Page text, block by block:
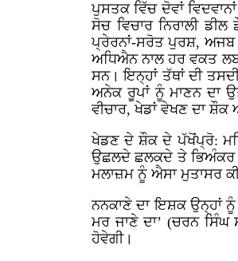
ਪੁਸਤਕ ਵਿੱਚ ਦੋਵਾਂ
ਸੋਚ ਵਿਚਾਰ ਨਿਰਾਲੀ
ਪ੍ਰੇਰਨਾਂ-ਸਰੋਤ ਪੁਰਸ਼, ਅਜਬ
ਅਧਿਐਨ ਨਾਲ ਹਰ ਵਕਤ
ਸਨ। ਇਨ੍ਹਾਂ ਤੱਥਾਂ ਦੀ
ਅਨੇਕ ਰੂਪਾਂ ਨੂੰ ਮਾਣਨ ਦਾ
ਵੀਚਾਰ, ਖੇਡਾਂ ਵੇਖਣ ਦਾ ਸ਼ੌਕ
ਖੇਡਣ ਦੇ ਸ਼ੌਕ ਦੇ ਪੱਖੋਂਪ੍ਰੋ:
ਉਛਲਦੇ ਛਲਕਦੇ ਤੇ ਭਿਅੰਕਰ
ਮਲਾਜ਼ਮ ਨੂੰ ਐਸਾ ਮੁਤਾਸਰ
ਨਨਕਾਣੇ ਦਾ ਇਸ਼ਕ ਉਨ੍ਹਾਂ
ਮਰ ਜਾਣੇ ਦਾ’ (ਚਰਨ ਸਿੰਘ
ਹੋਵੇਗੀ।